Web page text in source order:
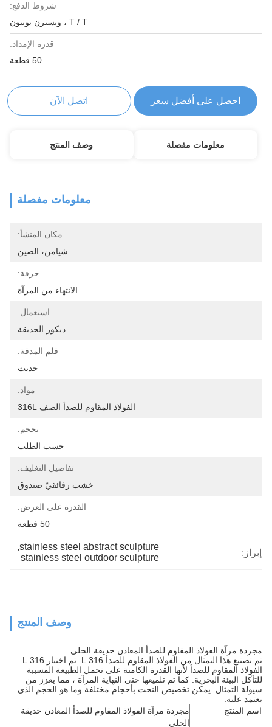
شروط الدفع:
T / T ، ويسترن يونيون
قدرة الإمداد:
50 قطعة
احصل على أفضل سعر اتصل الآن
معلومات مفصلة وصف المنتج
معلومات مفصلة
مكان المنشأ:
شيامن، الصين
حرفة:
الانتهاء من المرآة
استعمال:
ديكور الحديقة
قلم المدقة:
حديث
مواد:
الفولاذ المقاوم للصدأ الصف 316L
بحجم:
حسب الطلب
تفاصيل التغليف:
خشب رقائقيّ صندوق
القدرة على العرض:
50 قطعة
إبراز:
stainless steel abstract sculpture
,
stainless steel outdoor sculpture
وصف المنتج
مجردة مرآة الفولاذ المقاوم للصدأ المعادن حديقة الحلي
تم تصنيع هذا التمثال من الفولاذ المقاوم للصدأ 316 L. تم اختيار 316 L
الفولاذ المقاوم للصدأ لأنها القدرة الكامنة على تحمل الطبيعة المسببة
للتآكل البيئة البحرية. كما تم تلميعها حتى النهاية المرآة ، مما يعزز من
سيولة التمثال. يمكن تخصيص النحت بأحجام مختلفة وما هو الحجم الذي
يعتمد عليه.
اسم المنتج
مجردة مرآة الفولاذ المقاوم للصدأ المعادن حديقة
الحلي